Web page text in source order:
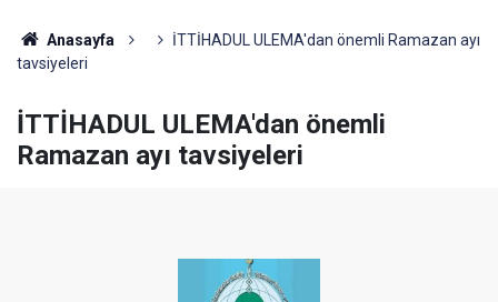
Anasayfa
İTTİHADUL ULEMA'dan önemli Ramazan ayı
tavsiyeleri
İTTİHADUL ULEMA'dan önemli
Ramazan ayı tavsiyeleri